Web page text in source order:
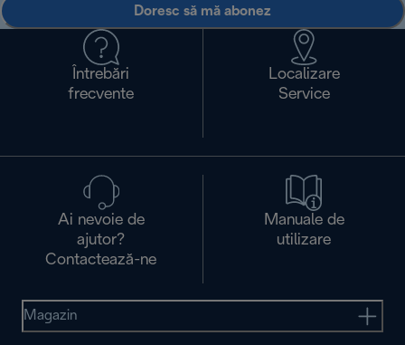
Doresc să mă abonez
Întrebări
frecvente
Localizare
Service
Ai nevoie de
ajutor?
Contactează-ne
Manuale de
utilizare
Magazin